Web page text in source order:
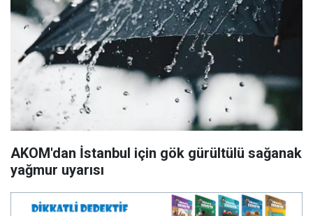
AKOM'dan İstanbul için gök gürültülü sağanak
yağmur uyarısı